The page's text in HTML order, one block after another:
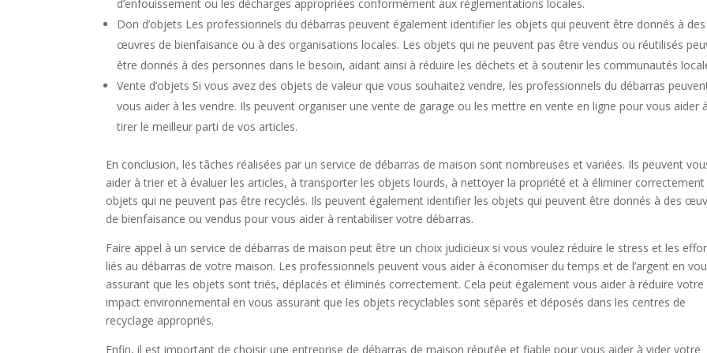
d’enfouissement ou les décharges appropriées conformément aux réglementations locales.
Don d’objets Les professionnels du débarras peuvent également identifier les objets qui peuvent être donnés à des
œuvres de bienfaisance ou à des organisations locales. Les objets qui ne peuvent pas être vendus ou réutilisés
être donnés à des personnes dans le besoin, aidant ainsi à réduire les déchets et à soutenir les communautés
Vente d’objets Si vous avez des objets de valeur que vous souhaitez vendre, les professionnels du débarras
vous aider à les vendre. Ils peuvent organiser une vente de garage ou les mettre en vente en ligne pour vous aider à
tirer le meilleur parti de vos articles.
En conclusion, les tâches réalisées par un service de débarras de maison sont nombreuses et variées. Ils peuvent
aider à trier et à évaluer les articles, à transporter les objets lourds, à nettoyer la propriété et à éliminer correctement
objets qui ne peuvent pas être recyclés. Ils peuvent également identifier les objets qui peuvent être donnés à des
de bienfaisance ou vendus pour vous aider à rentabiliser votre débarras.
Faire appel à un service de débarras de maison peut être un choix judicieux si vous voulez réduire le stress et les
liés au débarras de votre maison. Les professionnels peuvent vous aider à économiser du temps et de l’argent en
assurant que les objets sont triés, déplacés et éliminés correctement. Cela peut également vous aider à réduire votre
impact environnemental en vous assurant que les objets recyclables sont séparés et déposés dans les centres de
recyclage appropriés.
Enfin, il est important de choisir une entreprise de débarras de maison réputée et fiable pour vous aider à vider votre